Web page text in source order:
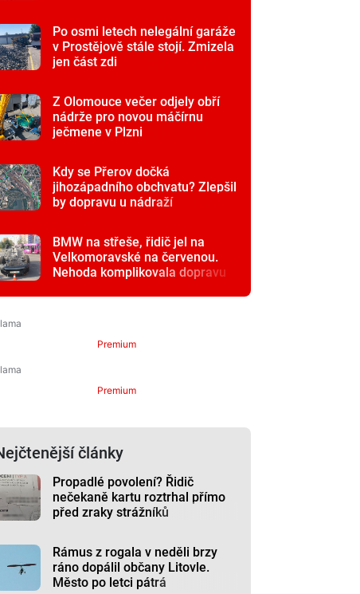
Po osmi letech nelegální garáže
v Prostějově stále stojí. Zmizela
jen část zdi
Z Olomouce večer odjely obří
nádrže pro novou máčírnu
ječmene v Plzni
Kdy se Přerov dočká
jihozápadního obchvatu? Zlepšil
by dopravu u nádraží
BMW na střeše, řidič jel na
Velkomoravské na červenou.
Nehoda komplikovala dopravu
Premium
Premium
články
Propadlé povolení? Řidič
nečekaně kartu roztrhal přímo
před zraky strážníků
Rámus z rogala v neděli brzy
ráno dopálil občany Litovle.
Město po letci pátrá